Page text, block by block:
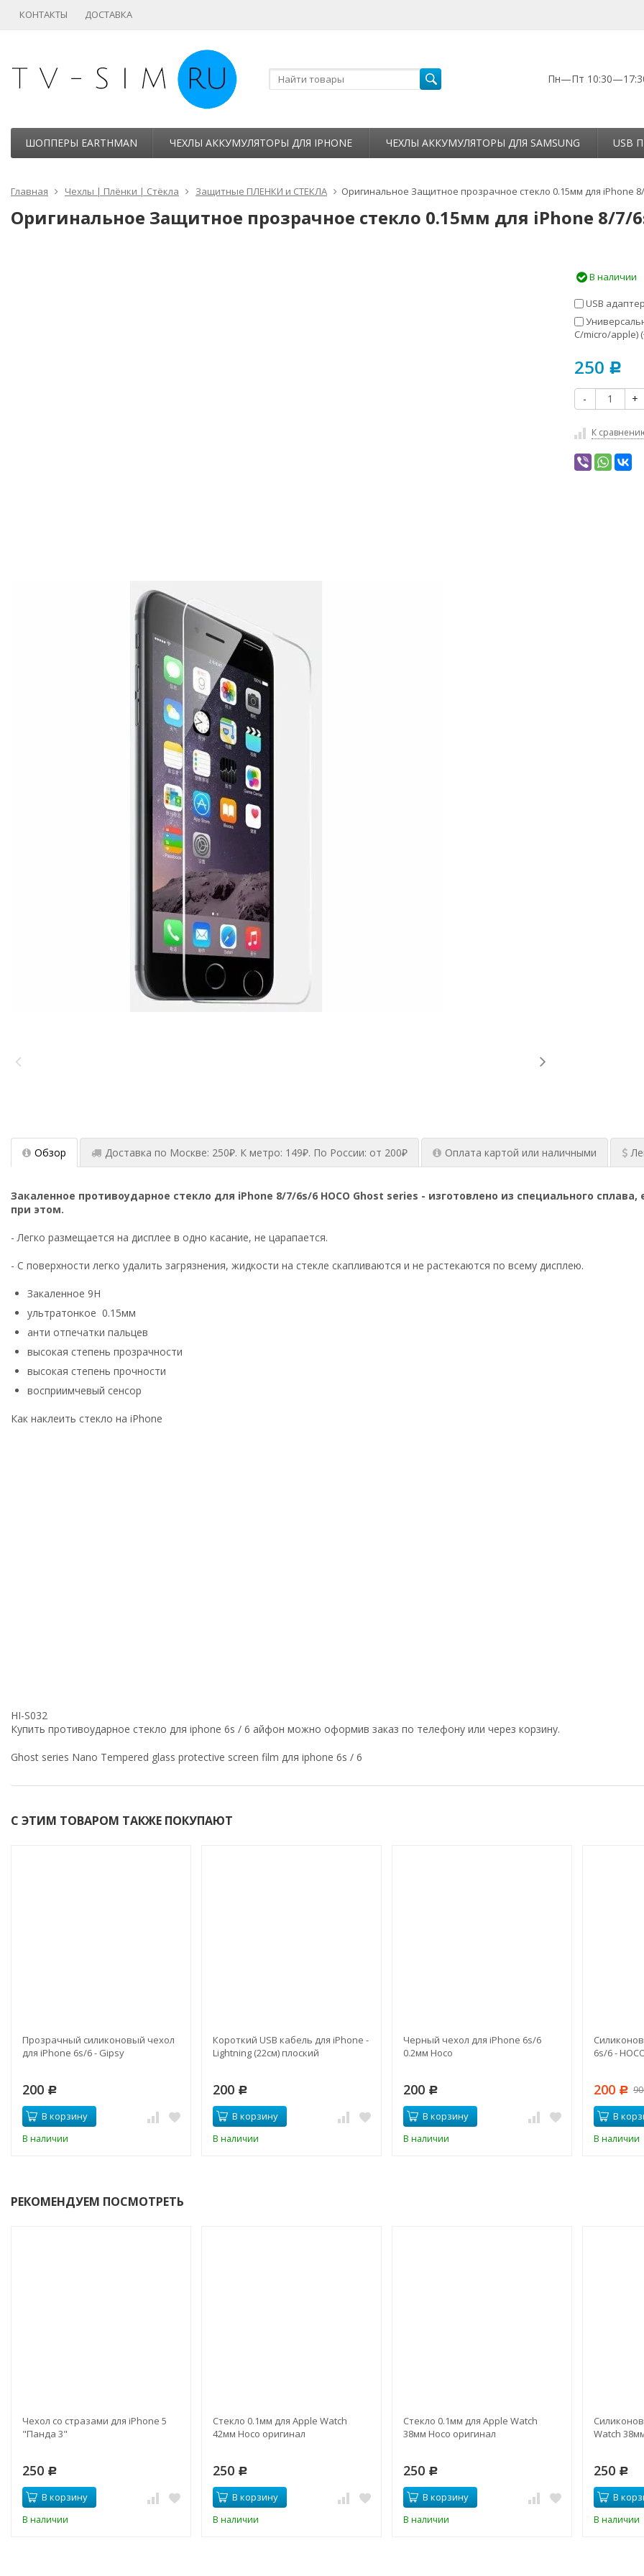
КОНТАКТЫ ДОСТАВКА
Пн—Пт
ШОППЕРЫ EARTHMAN ЧЕХЛЫ АККУМУЛЯТОРЫ ДЛЯ IPHONE ЧЕХЛЫ АККУМУЛЯТОРЫ ДЛЯ SAMSUNG USB
Главная Чехлы | Плёнки | Стёкла Защитные ПЛЕНКИ и СТЕКЛА Оригинальное Защитное прозрачное стекло 0.15мм для iPhone
Оригинальное Защитное прозрачное стекло 0.15мм для iPhone 8/7/
В наличии
USB
C/micro/apple)
250 Р
- +
К
Обзор Доставка по Москве: 250₽. К метро: 149₽. По России: от 200₽ Оплата картой или наличными
Закаленное противоударное стекло для iPhone 8/7/6s/6 HOCO Ghost series - изготовлено из специального сплава,
при этом.
- Легко размещается на дисплее в одно касание, не царапается.
- С поверхности легко удалить загрязнения, жидкости на стекле скапливаются и не растекаются по всему дисплею.
Закаленное 9H
ультратонкое 0.15мм
анти отпечатки пальцев
высокая степень прозрачности
высокая степень прочности
восприимчевый сенсор
Как наклеить стекло на iPhone
HI-S032
Купить противоударное стекло для iphone 6s / 6 айфон можно оформив заказ по телефону или через корзину.
Ghost series Nano Tempered glass protective screen film для iphone 6s / 6
С ЭТИМ ТОВАРОМ ТАКЖЕ ПОКУПАЮТ
Прозрачный силиконовый чехол
для iPhone 6s/6 - Gipsy
200 Р
В корзину
В наличии
Короткий USB кабель для iPhone -
Lightning (22см) плоский
200 Р
В корзину
В наличии
Черный чехол для iPhone 6s/6
0.2мм Hoco
200 Р
В корзину
В наличии
6s/6 -
200 Р
В
В наличии
РЕКОМЕНДУЕМ ПОСМОТРЕТЬ
Чехол со стразами для iPhone 5
"Панда 3"
250 Р
В корзину
В наличии
Стекло 0.1мм для Apple Watch
42мм Hoco оригинал
250 Р
В корзину
В наличии
Стекло 0.1мм для Apple Watch
38мм Hoco оригинал
250 Р
В корзину
В наличии
Watch
250 Р
В
В наличии